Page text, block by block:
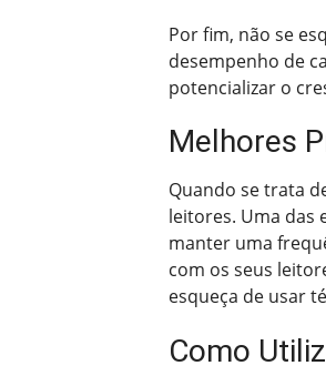
Por fim, não se
desempenho de
potencializar o
Melhores
Quando se trata
leitores. Uma das
manter uma
com os seus
esqueça de usar
Como